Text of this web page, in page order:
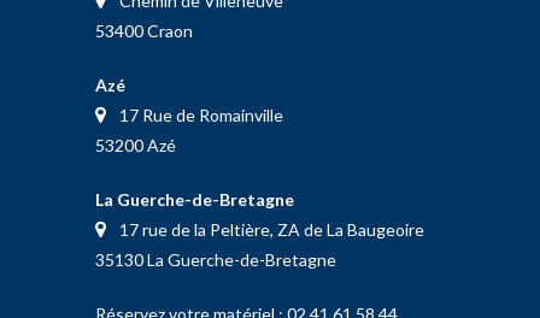
53400 Craon
Azé
17 Rue de Romainville
53200 Azé
La Guerche-de-Bretagne
17 rue de la Peltière, ZA de La Baugeoire
35130 La Guerche-de-Bretagne